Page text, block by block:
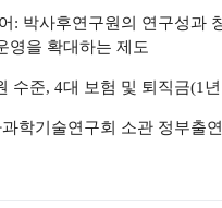
: 박사후연구원의 연구성과
영을 확대하는 제도
수준, 4대 보험 및 퇴직금(1
학기술연구회 소관 정부출